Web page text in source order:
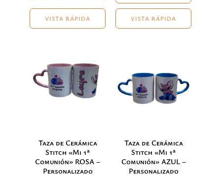
VISTA RÁPIDA VISTA RÁPIDA
Taza de Cerámica
Stitch «Mi 1ª
Comunión» ROSA –
Personalizado
Taza de Cerámica
Stitch «Mi 1ª
Comunión» AZUL –
Personalizado